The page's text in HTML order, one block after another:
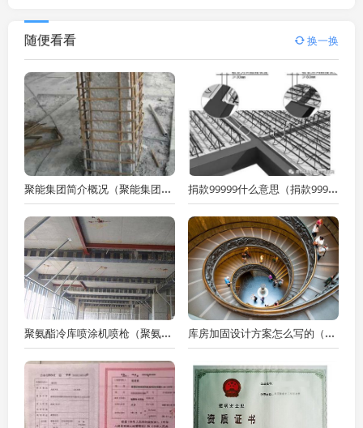
随便看看 换一换
聚能集团简介概况（聚能集团在新能源领域有哪些具体项目或产品） 捐款99999什么意思（捐款99999是什么意思）
聚氨酯冷库喷涂机喷枪（聚氨酯冷库喷涂机喷枪在实际应用中具有以下优势） 库房加固设计方案怎么写的（在设计库房加固方案时需要考虑哪些关键因素？）